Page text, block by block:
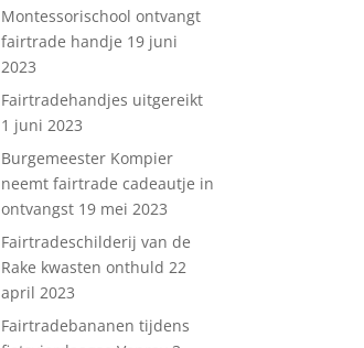
Montessorischool ontvangt
fairtrade handje 19 juni
2023
Fairtradehandjes uitgereikt
1 juni 2023
Burgemeester Kompier
neemt fairtrade cadeautje in
ontvangst 19 mei 2023
Fairtradeschilderij van de
Rake kwasten onthuld 22
april 2023
Fairtradebananen tijdens